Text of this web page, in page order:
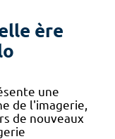
ère
une
de l'imagerie,
de nouveaux